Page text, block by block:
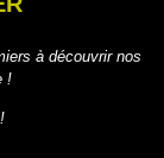
à découvrir nos
!